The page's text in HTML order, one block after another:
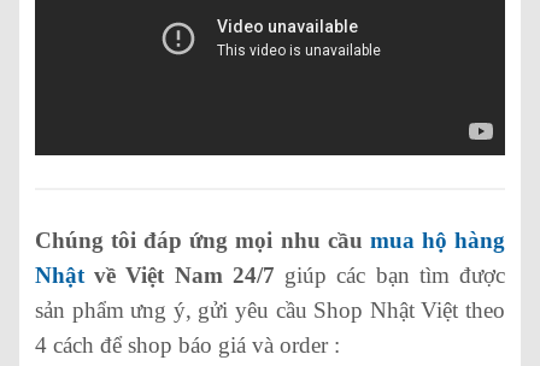
Chúng tôi đáp ứng mọi nhu cầu mua hộ hàng
Nhật về Việt Nam 24/7 giúp các bạn tìm được
sản phẩm ưng ý, gửi yêu cầu Shop Nhật Việt theo
4 cách để shop báo giá và order :